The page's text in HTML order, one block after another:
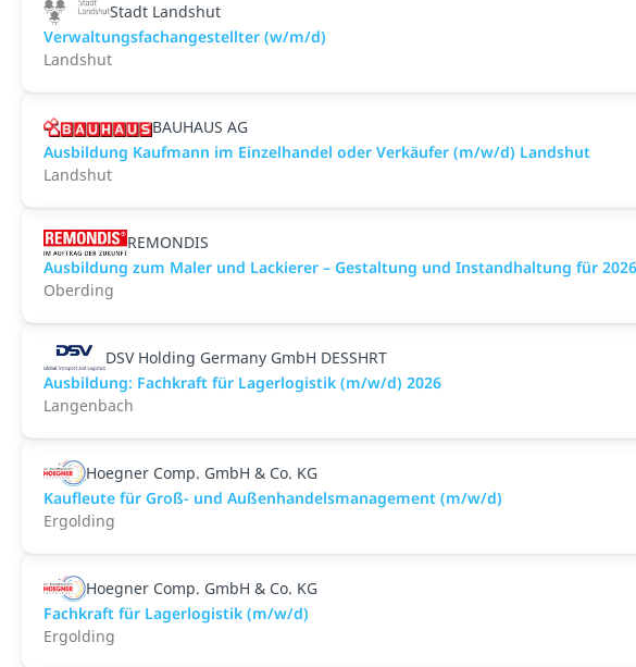
Stadt Landshut
Verwaltungsfachangestellter (w/m/d)
Landshut
BAUHAUS AG
Ausbildung Kaufmann im Einzelhandel oder Verkäufer (m/w/d) Landshut
Landshut
REMONDIS
Ausbildung zum Maler und Lackierer – Gestaltung und Instandhaltung für
Oberding
DSV Holding Germany GmbH DESSHRT
Ausbildung: Fachkraft für Lagerlogistik (m/w/d) 2026
Langenbach
Hoegner Comp. GmbH & Co. KG
Kaufleute für Groß- und Außenhandelsmanagement (m/w/d)
Ergolding
Hoegner Comp. GmbH & Co. KG
Fachkraft für Lagerlogistik (m/w/d)
Ergolding